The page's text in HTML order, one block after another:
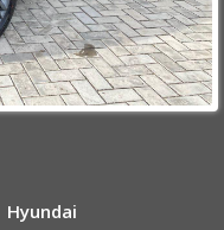
Hyundai